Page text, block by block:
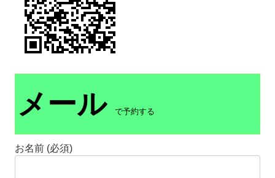
メール で予約する
お名前 (必須)